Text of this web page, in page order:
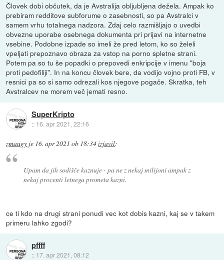
Človek dobi občutek, da je Avstralija obljubljena dežela. Ampak ko
prebiram redditove subforume o zasebnosti, so pa Avstralci v
samem vrhu totalnega nadzora. Zdaj celo razmišljajo o uvedbi
obvezne uporabe osebnega dokumenta pri prijavi na internetne
vsebine. Podobne izpade so imeli že pred letom, ko so želeli
vpeljati prepoznavo obraza za vstop na porno spletne strani.
Potem pa so tu še popadki o prepovedi enkripcije v imenu "boja
proti pedofiliji". In na koncu človek bere, da vodijo vojno proti FB, v
resnici pa so si samo odrezali kos njegove pogače. Skratka, teh
Avstralcev ne morem več jemati resno.
SuperKripto
:: 16. apr 2021, 22:16
zmaugy je 16. apr 2021 ob 18:34izjavil:
Upam da jih sodišče kaznuje - pa ne z nekaj milijoni ampak z
nekaj procenti letnega prometa kazni.
ce ti kdo na drugi strani ponudi vec kot dobis kazni, kaj se v takem
primeru lahko zgodi?
pffff
:: 17. apr 2021, 08:12